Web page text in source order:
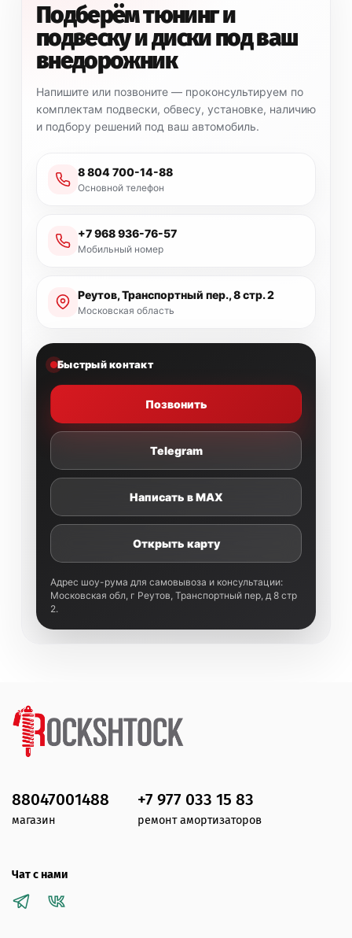
Подберём тюнинг и
подвеску и диски под ваш
внедорожник
Напишите или позвоните — проконсультируем по
комплектам подвески, обвесу, установке, наличию
и подбору решений под ваш автомобиль.
8 804 700-14-88
Основной телефон
+7 968 936-76-57
Мобильный номер
Реутов, Транспортный пер., 8 стр. 2
Московская область
Быстрый контакт
Позвонить
Telegram
Написать в MAX
Открыть карту
Адрес шоу-рума для самовывоза и консультации:
Московская обл, г Реутов, Транспортный пер, д 8 стр
2.
88047001488
магазин
+7 977 033 15 83
ремонт амортизаторов
Чат с нами